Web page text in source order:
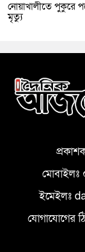
নোয়াখালীতে পুকুরে
মৃত্যু
ইমেইলঃ
যোগাযোগের